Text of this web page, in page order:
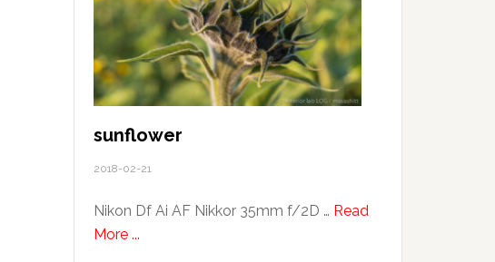
く
所
全
て
が
sunflower
2018-02-21
Nikon Df Ai AF Nikkor 35mm f/2D … Read
More ...